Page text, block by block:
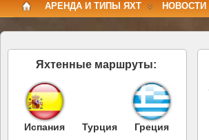
АРЕНДА И ТИПЫ ЯХТ НОВОСТИ
Яхтенные маршруты:
Испания Турция Греция